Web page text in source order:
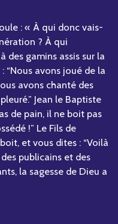
: « À qui donc vais-
? À qui
des gamins assis sur la
“Nous avons joué de la
avons chanté des
Jean le Baptiste
de pain, il ne boit pas
!” Le Fils de
et vous dites : “Voilà
publicains et des
la sagesse de Dieu a